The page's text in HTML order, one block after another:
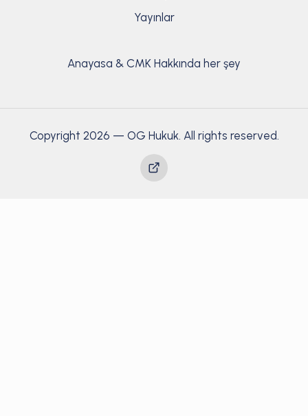
Yayınlar
Anayasa & CMK Hakkında her şey
Copyright 2026 — OG Hukuk. All rights reserved.
Yayınlar